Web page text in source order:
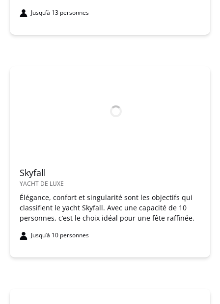
Jusqu’à 13 personnes
Skyfall
YACHT DE LUXE
Élégance, confort et singularité sont les objectifs qui
classifient le yacht Skyfall. Avec une capacité de 10
personnes, c’est le choix idéal pour une fête raffinée.
Jusqu’à 10 personnes